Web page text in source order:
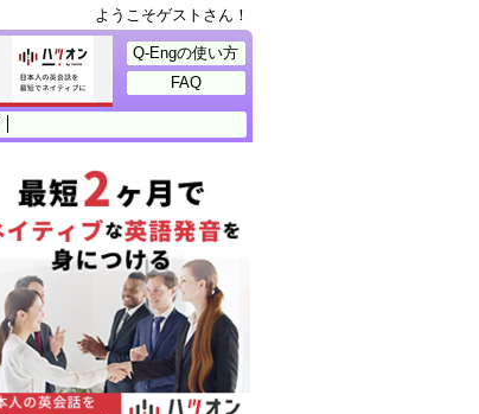
ようこそゲストさん！
Q-Engの使い方
FAQ